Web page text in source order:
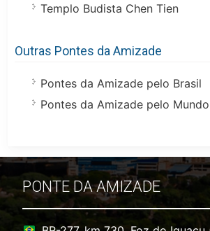
Templo Budista Chen Tien
Outras Pontes da Amizade
Pontes da Amizade pelo Brasil
Pontes da Amizade pelo Mundo
PONTE DA AMIZADE